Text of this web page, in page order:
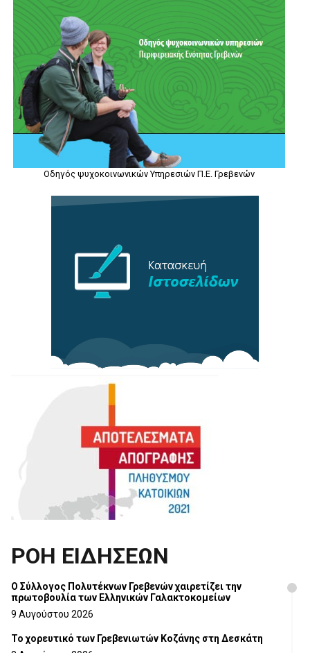
Οδηγός ψυχοκοινωνικών Υπηρεσιών Π.Ε. Γρεβενών
ΡΟΗ ΕΙΔΗΣΕΩΝ
Ο Σύλλογος Πολυτέκνων Γρεβενών χαιρετίζει την
πρωτοβουλία των Ελληνικών Γαλακτοκομείων
9 Αυγούστου 2026
Το χορευτικό των Γρεβενιωτών Κοζάνης στη Δεσκάτη